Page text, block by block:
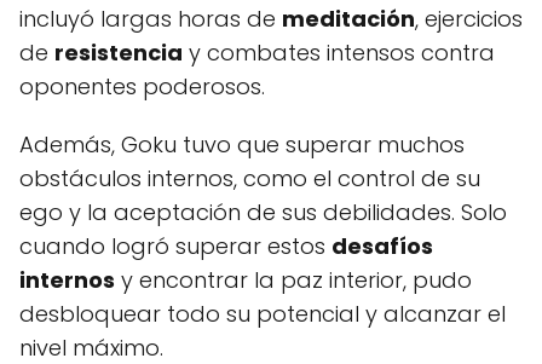
incluyó largas horas de meditación, ejercicios
de resistencia y combates intensos contra
oponentes poderosos.
Además, Goku tuvo que superar muchos
obstáculos internos, como el control de su
ego y la aceptación de sus debilidades. Solo
cuando logró superar estos desafíos
internos y encontrar la paz interior, pudo
desbloquear todo su potencial y alcanzar el
nivel máximo.